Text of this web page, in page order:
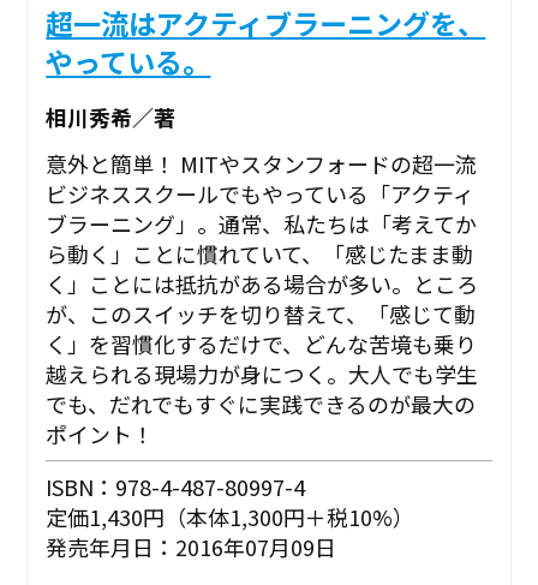
超一流はアクティブラーニングを、
やっている。
相川秀希／著
意外と簡単！ MITやスタンフォードの超一流
ビジネススクールでもやっている「アクティ
ブラーニング」。通常、私たちは「考えてか
ら動く」ことに慣れていて、「感じたまま動
く」ことには抵抗がある場合が多い。ところ
が、このスイッチを切り替えて、「感じて動
く」を習慣化するだけで、どんな苦境も乗り
越えられる現場力が身につく。大人でも学生
でも、だれでもすぐに実践できるのが最大の
ポイント！
ISBN：978-4-487-80997-4
定価1,430円（本体1,300円＋税10%）
発売年月日：2016年07月09日